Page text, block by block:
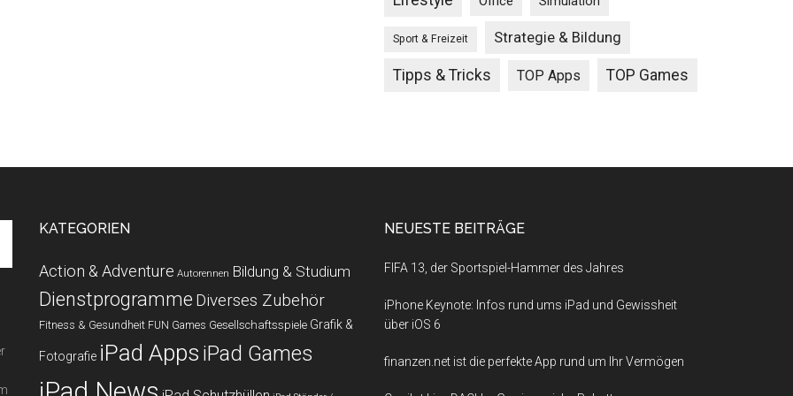
Sport & Freizeit Strategie & Bildung
Tipps & Tricks TOP Apps TOP Games
KATEGORIEN
Action & Adventure Autorennen Bildung & Studium
Dienstprogramme Diverses Zubehör
Fitness & Gesundheit FUN Games Gesellschaftsspiele Grafik &
Fotografie iPad Apps iPad Games
NEUESTE BEITRÄGE
FIFA 13, der Sportspiel-Hammer des Jahres
iPhone Keynote: Infos rund ums iPad und Gewissheit
über iOS 6
finanzen.net ist die perfekte App rund um Ihr Vermögen